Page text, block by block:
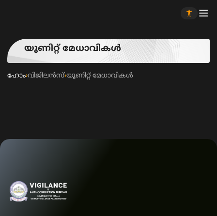
യൂണിറ്റ് മേധാവികള്‍
ഹോം›വിജിലൻസ്›യൂണിറ്റ് മേധാവികള്‍